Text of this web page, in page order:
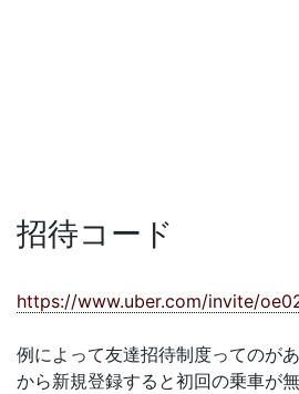
招待コード
https://www.uber.com/invite/
例によって友達招待制度ってのが
から新規登録すると初回の乗車が